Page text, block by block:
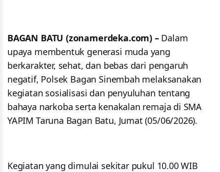
BAGAN BATU (zonamerdeka.com) –Dalam
upaya membentuk generasi muda yang
berkarakter, sehat, dan bebas dari pengaruh
negatif, Polsek Bagan Sinembah melaksanakan
kegiatan sosialisasi dan penyuluhan tentang
bahaya narkoba serta kenakalan remaja di SMA
YAPIM Taruna Bagan Batu, Jumat (05/06/2026).
Kegiatan yang dimulai sekitar pukul 10.00 WIB